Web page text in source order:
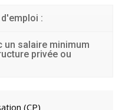
:
un salaire minimum
privée ou
(CP)